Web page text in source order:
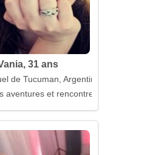
31 ans
de Tucuman, Argentine
aventures et rencontrer de nouvelles